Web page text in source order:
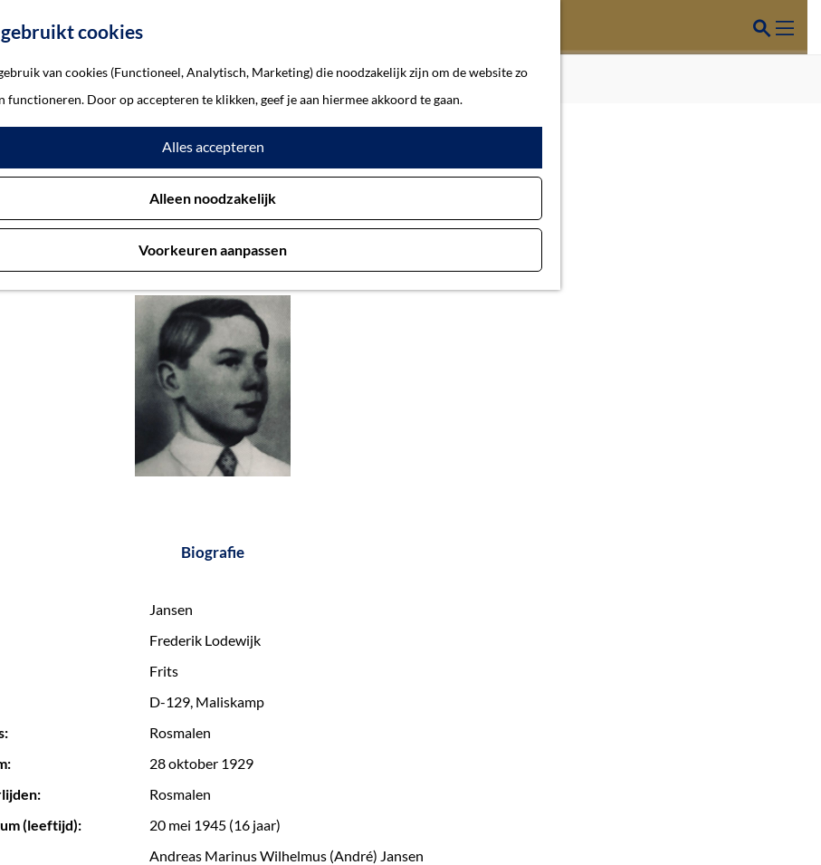
cookies
van cookies (Functioneel, Analytisch, Marketing) die noodzakelijk zijn om de website zo
functioneren. Door op accepteren te klikken, geef je aan hiermee akkoord te gaan.
Alles accepteren
Alleen noodzakelijk
Voorkeuren aanpassen
Z
oM
Lodewijk
Frederik Lodewijk
Rosmalen 28-10-1929 — Rosmalen 20-5-1945
Biografie
Jansen
Frederik Lodewijk
Frits
D-129, Maliskamp
Rosmalen
28 oktober 1929
Rosmalen
(leeftijd):
20 mei 1945 (16 jaar)
Andreas Marinus Wilhelmus (André) Jansen